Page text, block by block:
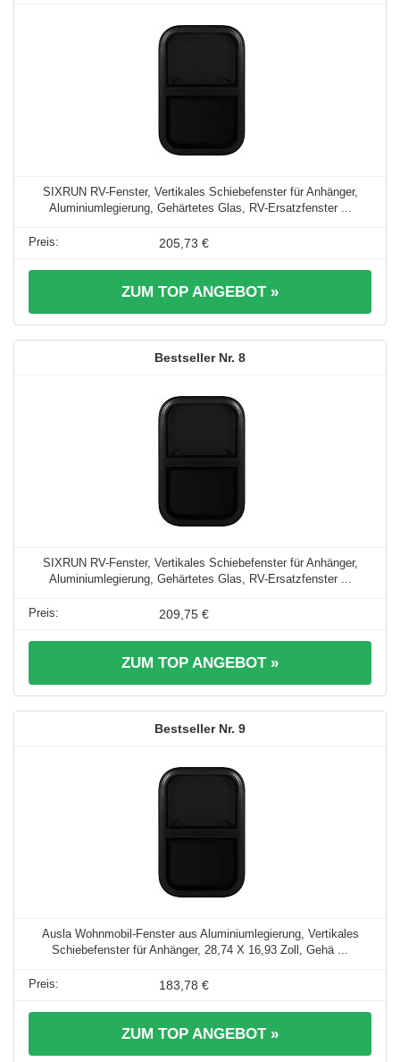
SIXRUN RV-Fenster, Vertikales Schiebefenster für Anhänger,
Aluminiumlegierung, Gehärtetes Glas, RV-Ersatzfenster ...
205,73 €
ZUM TOP ANGEBOT »
8
SIXRUN RV-Fenster, Vertikales Schiebefenster für Anhänger,
Aluminiumlegierung, Gehärtetes Glas, RV-Ersatzfenster ...
209,75 €
ZUM TOP ANGEBOT »
9
Ausla Wohnmobil-Fenster aus Aluminiumlegierung, Vertikales
Schiebefenster für Anhänger, 28,74 X 16,93 Zoll, Gehä ...
183,78 €
ZUM TOP ANGEBOT »